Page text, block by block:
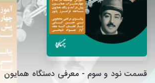
قسمت نود و سوم - معرفی دستگاه همایون